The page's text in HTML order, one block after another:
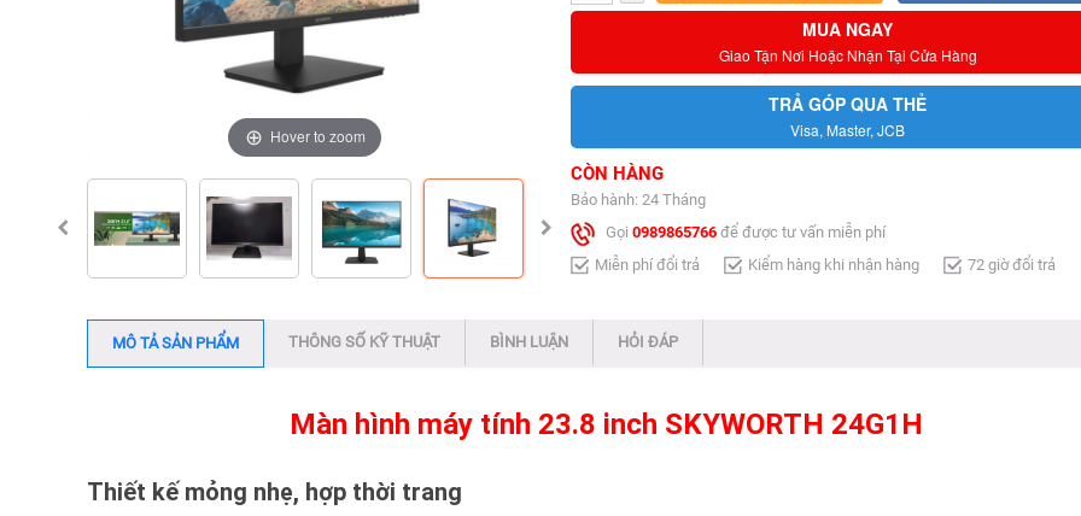
Hover to zoom
Hover to zoom
Hover to zoom
Hover to zoom
MUA NGAY
Giao Tận Nơi Hoặc Nhận Tại Cửa Hàng
TRẢ GÓP QUA THẺ
Visa, Master, JCB
CÒN HÀNG
Bảo hành: 24 Tháng
Gọi0989865766 để được tư vấn miễn phí
Miễn phí đổi trả
Kiểm hàng khi nhận hàng 72 giờ đổi trả
MÔ TẢ SẢN PHẨM THÔNG SỐ KỸ THUẬT BÌNH LUẬN HỎI ĐÁP
Màn hình máy tính 23.8 inch SKYWORTH 24G1H​
Thiết kế mỏng nhẹ, hợp thời trang